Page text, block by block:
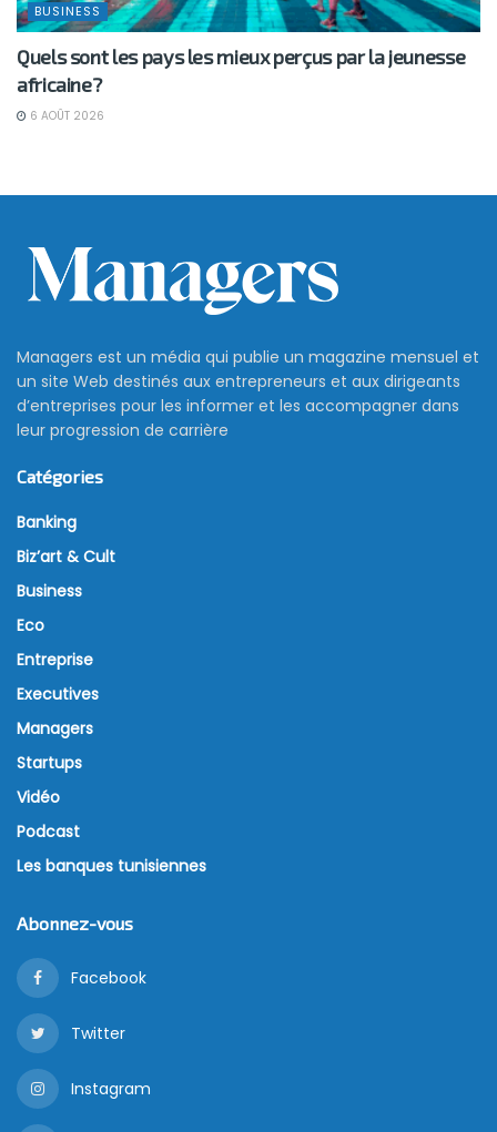
BUSINESS
Quels sont les pays les mieux perçus par la jeunesse
africaine?
6 AOÛT 2026
Managers est un média qui publie un magazine mensuel et
un site Web destinés aux entrepreneurs et aux dirigeants
d’entreprises pour les informer et les accompagner dans
leur progression de carrière
Catégories
Banking
Biz’art & Cult
Business
Eco
Entreprise
Executives
Managers
Startups
Vidéo
Podcast
Les banques tunisiennes
Abonnez-vous
Facebook
Twitter
Instagram